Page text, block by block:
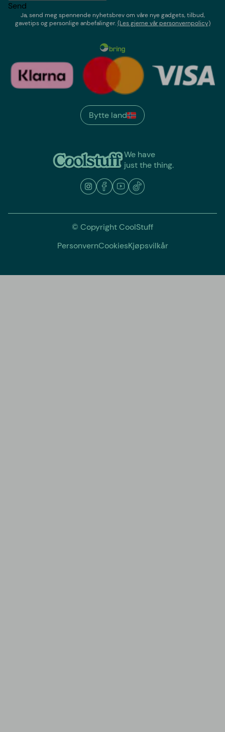
Send
Ja, send meg spennende nyhetsbrev om våre nye gadgets, tilbud,
gavetips og personlige anbefalinger.(Les gjerne vår personvernpolicy)
We have
just the thing.
Bytte land
© Copyright CoolStuff
PersonvernCookiesKjøpsvilkår